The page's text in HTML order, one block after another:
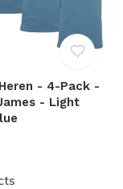
- 4-Pack -
- Light